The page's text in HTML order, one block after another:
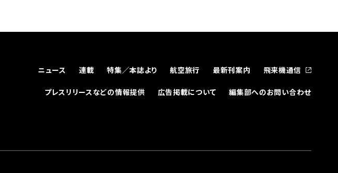
ニュース 連載 特集／本誌より 航空旅行 最新刊案内 飛来機通信
プレスリリースなどの情報提供 広告掲載について 編集部へのお問い合わせ